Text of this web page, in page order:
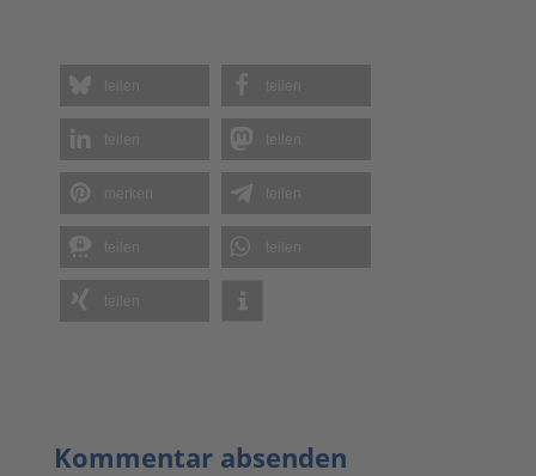
teilen teilen
teilen teilen
teilen
teilen teilen
teilen
Kommentar absenden